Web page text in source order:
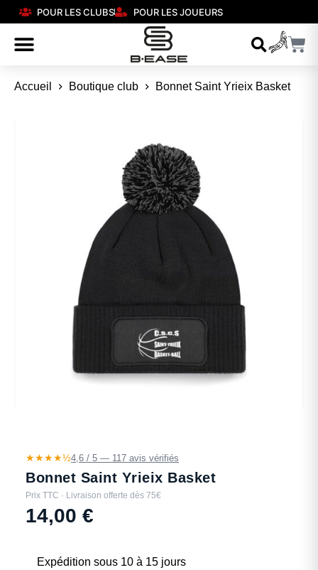
POUR LES CLUBS POUR LES JOUEURS
Accueil Boutique club Bonnet Saint Yrieix Basket
★★★★½4,6 / 5 — 117 avis vérifiés
Bonnet Saint Yrieix Basket
Prix TTC · Livraison offerte dès 75€
14,00 €
Expédition sous 10 à 15 jours